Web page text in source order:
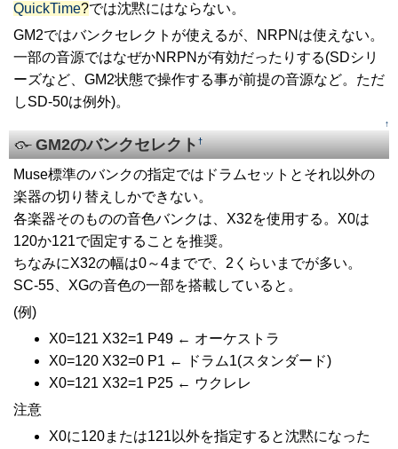
QuickTime?では沈黙にはならない。
GM2ではバンクセレクトが使えるが、NRPNは使えない。
一部の音源ではなぜかNRPNが有効だったりする(SDシリ
ーズなど、GM2状態で操作する事が前提の音源など。ただ
しSD-50は例外)。
↑
GM2のバンクセレクト†
Muse標準のバンクの指定ではドラムセットとそれ以外の
楽器の切り替えしかできない。
各楽器そのものの音色バンクは、X32を使用する。X0は
120か121で固定することを推奨。
ちなみにX32の幅は0～4までで、2くらいまでが多い。
SC-55、XGの音色の一部を搭載していると。
(例)
X0=121 X32=1 P49 ← オーケストラ
X0=120 X32=0 P1 ← ドラム1(スタンダード)
X0=121 X32=1 P25 ← ウクレレ
注意
X0に120または121以外を指定すると沈黙になった